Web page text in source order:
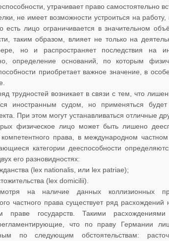
утрачивает право самостоятельно
не имеет возможности устроиться на работу,
есть лицо ограничивается в значительном
таким образом, влияет не только на
но и распространяет последствия на
определение оснований, по которым
приобретает важное значение, в
трудностей возникает в связи с тем, что
иностранным судом, но применяться
При этом могут устанавливаться отличные
физическое лицо может быть лишено
права, в международном
категории дееспособности
его разновидностях:
(lex nationalis, или lex patriae);
(lex domicilii).
на наличие данных коллизионных
частного права существует ряд
праве государств. Такими
что по праву Германии
по следующим обстоятельствам: